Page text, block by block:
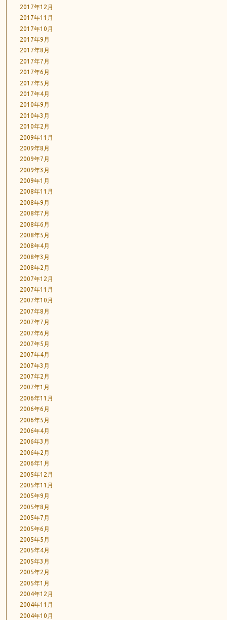
2017年12月
2017年11月
2017年10月
2017年9月
2017年8月
2017年7月
2017年6月
2017年5月
2017年4月
2010年9月
2010年3月
2010年2月
2009年11月
2009年8月
2009年7月
2009年3月
2009年1月
2008年11月
2008年9月
2008年7月
2008年6月
2008年5月
2008年4月
2008年3月
2008年2月
2007年12月
2007年11月
2007年10月
2007年8月
2007年7月
2007年6月
2007年5月
2007年4月
2007年3月
2007年2月
2007年1月
2006年11月
2006年6月
2006年5月
2006年4月
2006年3月
2006年2月
2006年1月
2005年12月
2005年11月
2005年9月
2005年8月
2005年7月
2005年6月
2005年5月
2005年4月
2005年3月
2005年2月
2005年1月
2004年12月
2004年11月
2004年10月